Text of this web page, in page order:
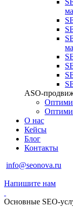
ASO-
О нас
Кейсы
Блог
Контакты
info@seonova.ru
Напишите нам
Основные SEO-